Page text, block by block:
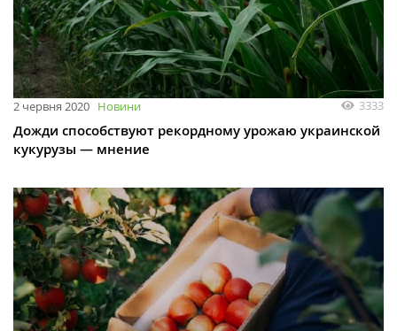
2 червня 2020 Новини 3333
Дожди способствуют рекордному урожаю украинской
кукурузы — мнение